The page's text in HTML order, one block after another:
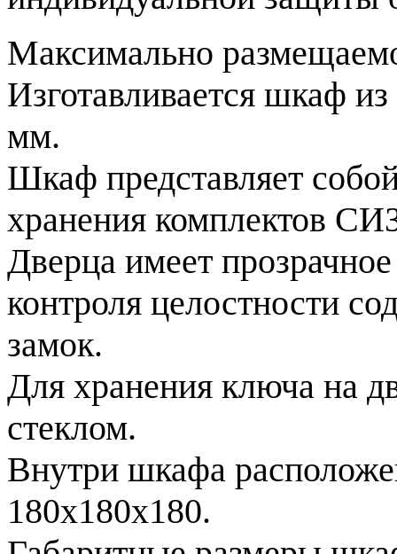
Максимально
Изготавливается шкаф
мм.
Шкаф представляет
хранения комплектов
Дверца имеет
контроля целостности
замок.
Для хранения ключа на
стеклом.
Внутри шкафа
180х180х180.